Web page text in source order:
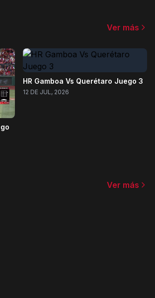
Ver más
HR Gamboa Vs Querétaro Juego 3
12 DE JUL, 2026
Ver más